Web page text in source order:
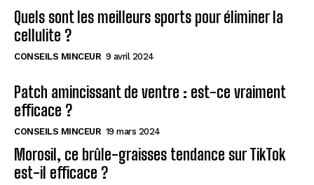
Quels sont les meilleurs sports pour éliminer la
cellulite ?
CONSEILS MINCEUR 9 avril 2024
Patch amincissant de ventre : est-ce vraiment
efficace ?
CONSEILS MINCEUR 19 mars 2024
Morosil, ce brûle-graisses tendance sur TikTok
est-il efficace ?